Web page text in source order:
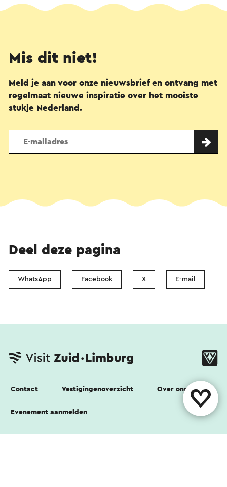
Mis dit niet!
Meld je aan voor onze nieuwsbrief en ontvang met
regelmaat nieuwe inspiratie over het mooiste
stukje Nederland.
Deel deze pagina
WhatsApp Facebook X E-mail
Contact Vestigingenoverzicht Over ons
Evenement aanmelden